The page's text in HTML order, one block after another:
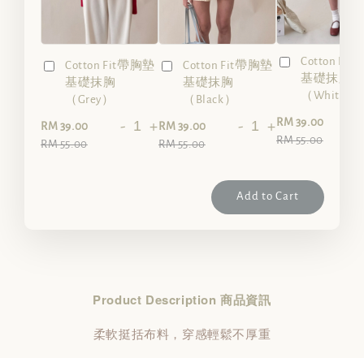
Cotton Fit帶胸墊
基礎抹胸
（Grey）
RM 39.00
RM 55.00
- +
Cotton Fit帶胸墊
基礎抹胸
（Black）
RM 39.00
RM 55.00
- +
Cotton Fit
基礎抹胸
（White）
RM 39.00
RM 55.00
Add to Cart
Product Description 商品資訊
柔軟挺括布料，穿感輕鬆不厚重